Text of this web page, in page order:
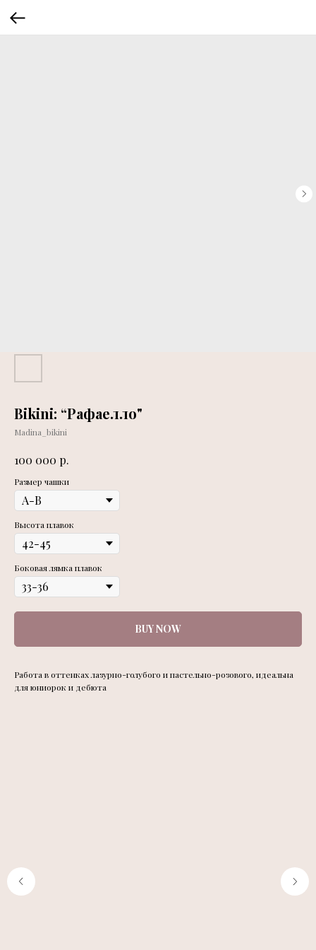
Bikini: “Рафаелло"
Madina_bikini
100 000 р.
Размер чашки
Высота плавок
Боковая лямка плавок
BUY NOW
Работа в оттенках лазурно-голубого и пастельно-розового, идеальна
для юниорок и дебюта